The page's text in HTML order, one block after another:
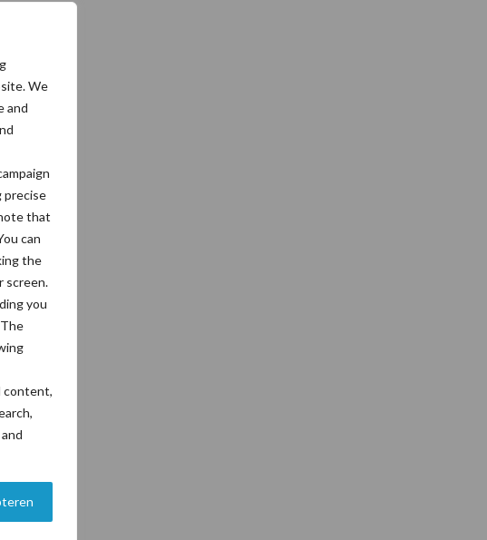
We
and
precise
that
can
the
screen.
you
content,
en
niet
of
het